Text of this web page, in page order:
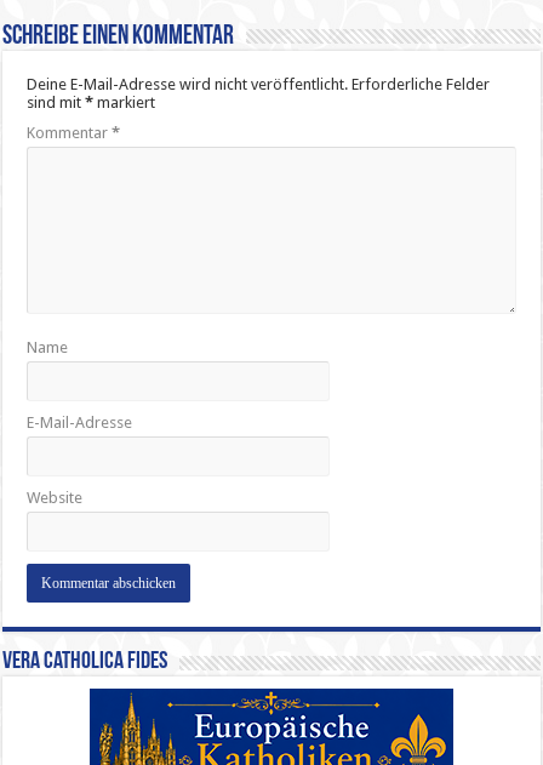
Schreibe einen Kommentar
Deine E-Mail-Adresse wird nicht veröffentlicht. Erforderliche Felder
sind mit* markiert
Kommentar*
Name
E-Mail-Adresse
Website
Vera Catholica Fides